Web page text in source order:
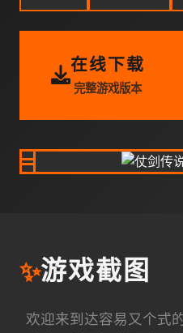
在线下载
完整游戏版本
✨游戏截图
欢迎来到达容易又个式